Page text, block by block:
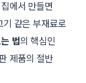
에서 만들면
기 같은 부재료로
법의 핵심인
제품의 절반